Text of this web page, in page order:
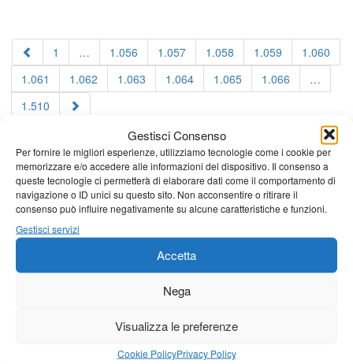
Gestisci Consenso
Per fornire le migliori esperienze, utilizziamo tecnologie come i cookie per
memorizzare e/o accedere alle informazioni del dispositivo. Il consenso a
queste tecnologie ci permetterà di elaborare dati come il comportamento di
navigazione o ID unici su questo sito. Non acconsentire o ritirare il
consenso può influire negativamente su alcune caratteristiche e funzioni.
Gestisci servizi
Accetta
Nega
Visualizza le preferenze
Cookie PolicyPrivacy Policy
1 … 1.056 1.057 1.058 1.059
1.060
1.061
1.062 1.063 1.064 1.065 1.066
…
1.510